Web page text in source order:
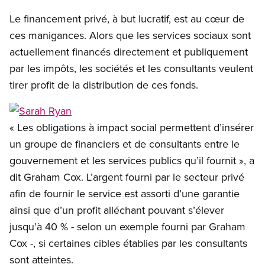
Le financement privé, à but lucratif, est au cœur de
ces manigances. Alors que les services sociaux sont
actuellement financés directement et publiquement
par les impôts, les sociétés et les consultants veulent
tirer profit de la distribution de ces fonds.
Open image in modal
« Les obligations à impact social permettent d’insérer
un groupe de financiers et de consultants entre le
gouvernement et les services publics qu’il fournit », a
dit Graham Cox. L’argent fourni par le secteur privé
afin de fournir le service est assorti d’une garantie
ainsi que d’un profit alléchant pouvant s’élever
jusqu’à 40 % - selon un exemple fourni par Graham
Cox -, si certaines cibles établies par les consultants
sont atteintes.